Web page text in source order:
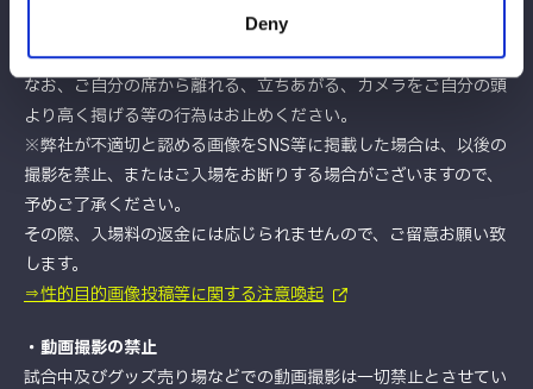
Deny
写真（静止画）の撮影にあたっては、前後左右のお客様の観戦の
妨げにならないよう充分なご配慮をお願い致します。
なお、ご自分の席から離れる、立ちあがる、カメラをご自分の頭
より高く掲げる等の行為はお止めください。
※弊社が不適切と認める画像をSNS等に掲載した場合は、以後の
撮影を禁止、またはご入場をお断りする場合がございますので、
予めご了承ください。
その際、入場料の返金には応じられませんので、ご留意お願い致
します。
⇒性的目的画像投稿等に関する注意喚起
・動画撮影の禁止
試合中及びグッズ売り場などでの動画撮影は一切禁止とさせてい